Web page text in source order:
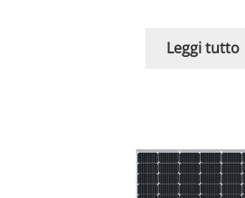
Leggi tutto